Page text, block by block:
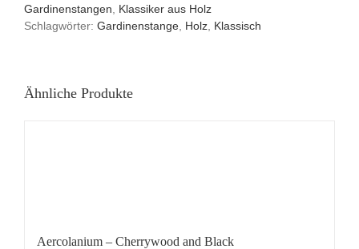
Gardinenstangen
Klassiker aus Holz
Schlagwörter: Gardinenstange Holz Klassisch
Ähnliche Produkte
Aercolanium – Cherrywood and Black